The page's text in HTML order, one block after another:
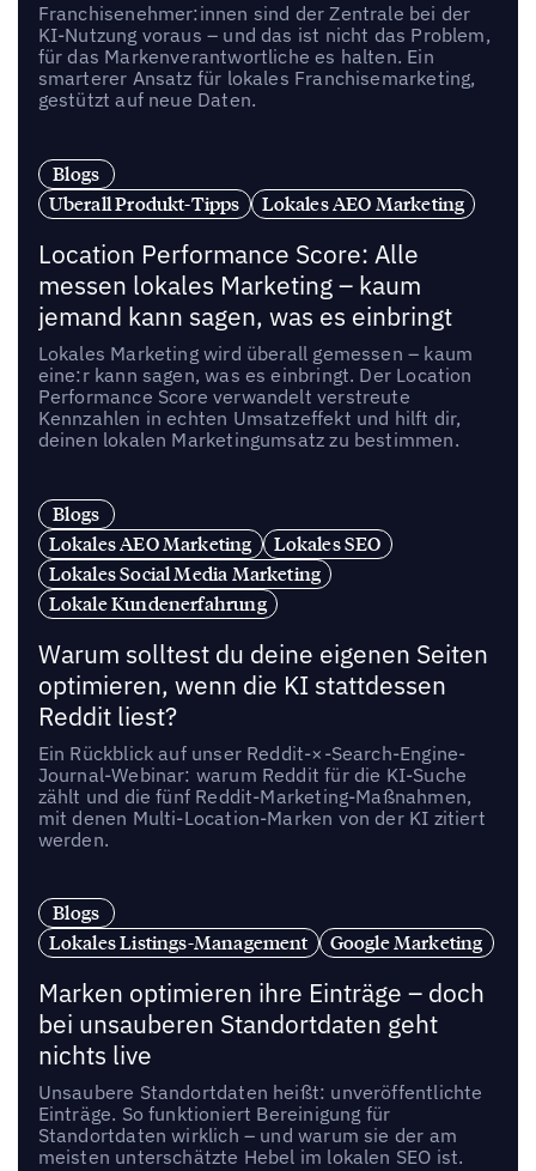
Franchisenehmer:innen sind der Zentrale bei der
KI-Nutzung voraus – und das ist nicht das Problem,
für das Markenverantwortliche es halten. Ein
smarterer Ansatz für lokales Franchisemarketing,
gestützt auf neue Daten.
Blogs
Uberall Produkt-Tipps
Lokales AEO Marketing
Location Performance Score: Alle
messen lokales Marketing – kaum
jemand kann sagen, was es einbringt
Lokales Marketing wird überall gemessen – kaum
eine:r kann sagen, was es einbringt. Der Location
Performance Score verwandelt verstreute
Kennzahlen in echten Umsatzeffekt und hilft dir,
deinen lokalen Marketingumsatz zu bestimmen.
Blogs
Lokales AEO Marketing
Lokales SEO
Lokales Social Media Marketing
Lokale Kundenerfahrung
Warum solltest du deine eigenen Seiten
optimieren, wenn die KI stattdessen
Reddit liest?
Ein Rückblick auf unser Reddit-×-Search-Engine-
Journal-Webinar: warum Reddit für die KI-Suche
zählt und die fünf Reddit-Marketing-Maßnahmen,
mit denen Multi-Location-Marken von der KI zitiert
werden.
Blogs
Lokales Listings-Management
Google Marketing
Marken optimieren ihre Einträge – doch
bei unsauberen Standortdaten geht
nichts live
Unsaubere Standortdaten heißt: unveröffentlichte
Einträge. So funktioniert Bereinigung für
Standortdaten wirklich – und warum sie der am
meisten unterschätzte Hebel im lokalen SEO ist.